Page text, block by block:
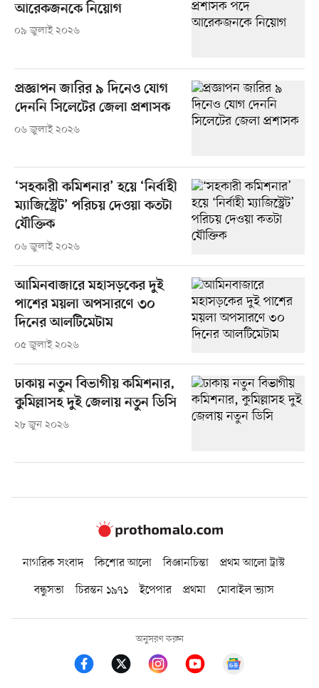
আরেকজনকে নিয়োগ
০৯ জুলাই ২০২৬
প্রজ্ঞাপন জারির ৯ দিনেও যোগ
দেননি সিলেটের জেলা প্রশাসক
০৬ জুলাই ২০২৬
‘সহকারী কমিশনার’ হয়ে ‘নির্বাহী
ম্যাজিস্ট্রেট’ পরিচয় দেওয়া কতটা
যৌক্তিক
০৬ জুলাই ২০২৬
আমিনবাজারে মহাসড়কের দুই
পাশের ময়লা অপসারণে ৩০
দিনের আলটিমেটাম
০৫ জুলাই ২০২৬
ঢাকায় নতুন বিভাগীয় কমিশনার,
কুমিল্লাসহ দুই জেলায় নতুন ডিসি
২৮ জুন ২০২৬
নাগরিক সংবাদ কিশোর আলো বিজ্ঞানচিন্তা
প্রথম আলো ট্রাস্ট
বন্ধুসভা
চিরন্তন ১৯৭১ ইপেপার প্রথমা মোবাইল ভ্যাস
অনুসরণ করুন